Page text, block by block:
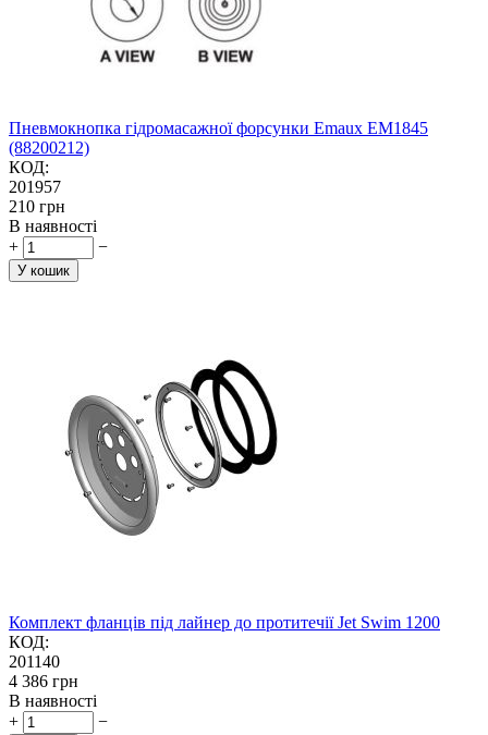
Пневмокнопка гідромасажної форсунки Emaux EM1845
(88200212)
КОД:
201957
‍210‍ грн
В наявності
+
−
У кошик
Комплект фланців під лайнер до протитечії Jet Swim 1200
КОД:
201140
‍4 386‍ грн
В наявності
+
−